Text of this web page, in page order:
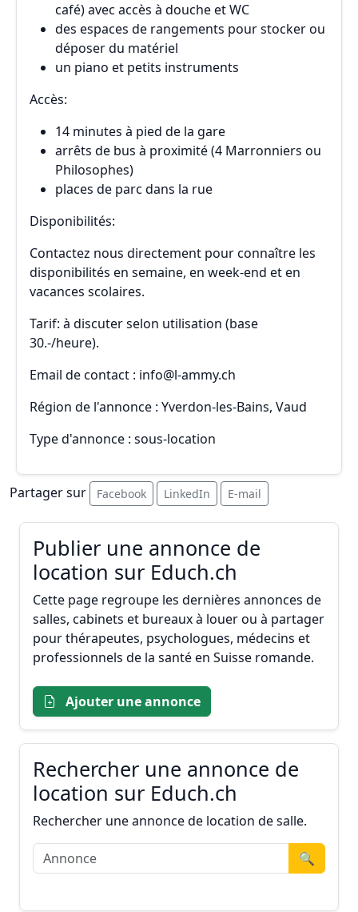
café) avec accès à douche et WC
des espaces de rangements pour stocker ou
déposer du matériel
un piano et petits instruments
Accès:
14 minutes à pied de la gare
arrêts de bus à proximité (4 Marronniers ou
Philosophes)
places de parc dans la rue
Disponibilités:
Contactez nous directement pour connaître les
disponibilités en semaine, en week-end et en
vacances scolaires.
Tarif: à discuter selon utilisation (base
30.-/heure).
Email de contact : info@l-ammy.ch
Région de l'annonce : Yverdon-les-Bains, Vaud
Type d'annonce : sous-location
Partager sur Facebook LinkedIn E-mail
Publier une annonce de
location sur Educh.ch
Cette page regroupe les dernières annonces de
salles, cabinets et bureaux à louer ou à partager
pour thérapeutes, psychologues, médecins et
professionnels de la santé en Suisse romande.
Ajouter une annonce
Rechercher une annonce de
location sur Educh.ch
Rechercher une annonce de location de salle.
🔍